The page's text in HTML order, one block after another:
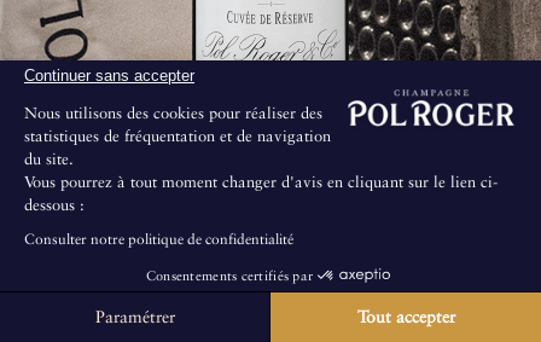
La Cuvée
une sélection très limitée de millésimes anciens issus de ses
cuvées emblématiques. Dégorgés au lancement initial de chaque
cuvée, ces flacons ont été redescendus dans les caves de la
Maison, pour y entamer une période de vieillissement
Vinification & Vieillissement
Une fois récoltés, les raisins ont été rapidement et délicatement
pressés. Un premier débourbage a été effectué au centre de
La Maison ne propose pas de visites au public.
Continuer sans accepter
Nous utilisons des cookies pour réaliser des
statistiques de fréquentation et de navigation
du site.
Vous pourrez à tout moment changer d'avis en cliquant sur le lien ci-
dessous :
Consulter notre politique de confidentialité
Consentements certifiés par
Paramétrer Tout accepter